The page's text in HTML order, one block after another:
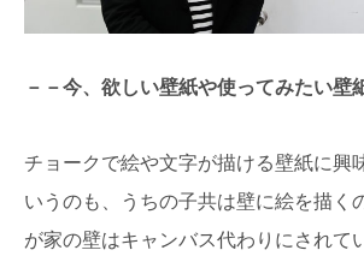
－－今、欲しい壁紙や使ってみたい壁
チョークで絵や文字が描ける壁紙に興
いうのも、うちの子共は壁に絵を描く
が家の壁はキャンバス代わりにされて